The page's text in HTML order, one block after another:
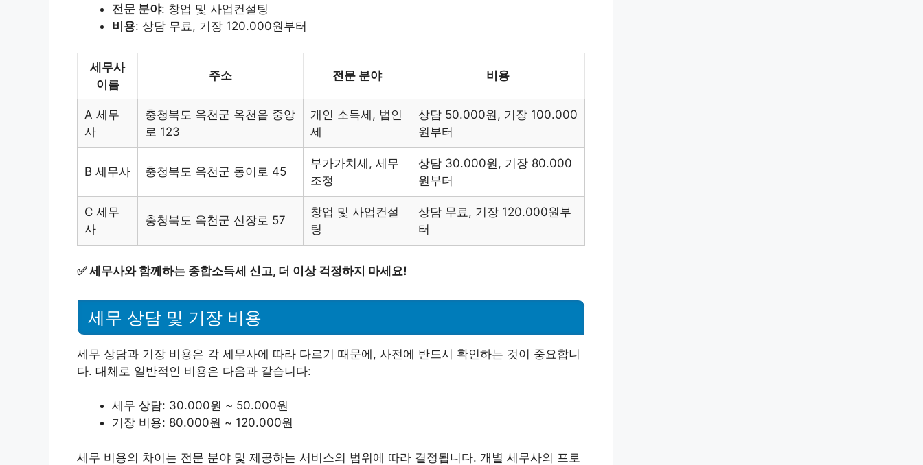
전문 분야: 창업 및 사업컨설팅
비용: 상담 무료, 기장 120.000원부터
세무사
이름
주소 전문 분야 비용
A 세무
사
충청북도 옥천군 옥천읍 중앙
로 123
개인 소득세, 법인
세
상담 50.000원, 기장 100.000
원부터
B 세무사 충청북도 옥천군 동이로 45
부가가치세, 세무
조정
상담 30.000원, 기장 80.000
원부터
C 세무
사
충청북도 옥천군 신장로 57
창업 및 사업컨설
팅
상담 무료, 기장 120.000원부
터
✅세무사와 함께하는 종합소득세 신고, 더 이상 걱정하지 마세요!
세무 상담 및 기장 비용
세무 상담과 기장 비용은 각 세무사에 따라 다르기 때문에, 사전에 반드시 확인하는 것이 중요합니
다. 대체로 일반적인 비용은 다음과 같습니다:
세무 상담: 30.000원 ~ 50.000원
기장 비용: 80.000원 ~ 120.000원
세무 비용의 차이는 전문 분야 및 제공하는 서비스의 범위에 따라 결정됩니다. 개별 세무사의 프로